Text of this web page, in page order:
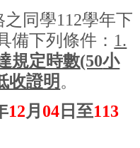
之同學112學年下
備下列條件： 1.
規定時數(50小
收證明 。
12月 04 日至113